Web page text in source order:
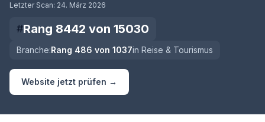
Letzter Scan: 24. März 2026
#Rang 8442 von 15030
Branche:Rang 486 von 1037in Reise & Tourismus
Website jetzt prüfen →